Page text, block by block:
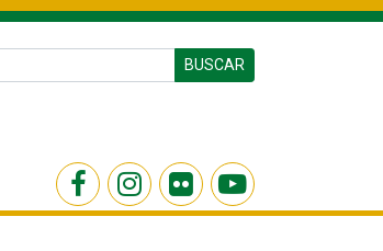
BUSCAR